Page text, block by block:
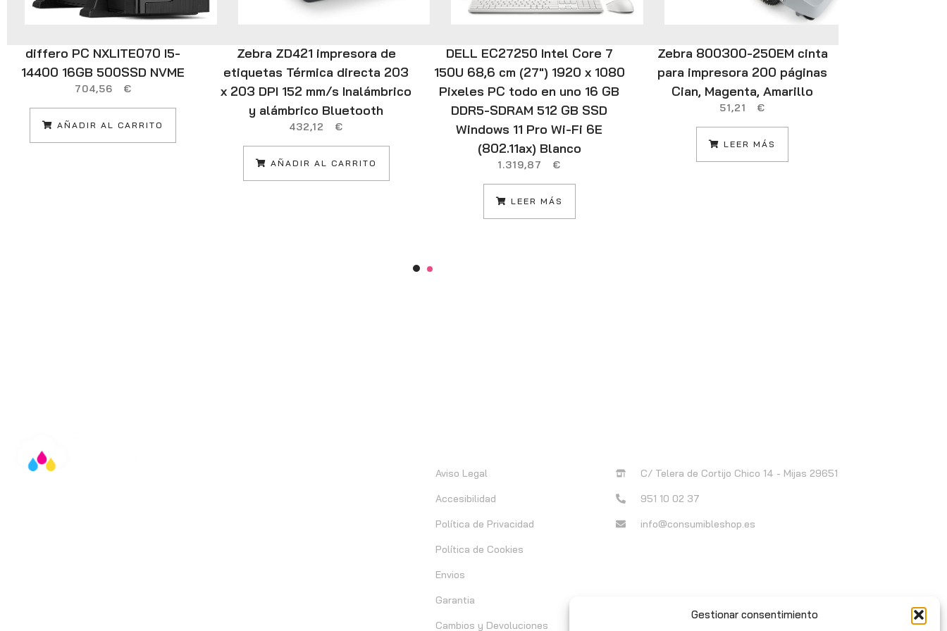
Gestionar consentimiento
differo PC NXLITE070 I5-
14400 16GB 500SSD NVME
704,56 €
AÑADIR AL CARRITO
Zebra ZD421 impresora de
etiquetas Térmica directa 203
x 203 DPI 152 mm/s Inalámbrico
y alámbrico Bluetooth
432,12 €
AÑADIR AL CARRITO
DELL EC27250 Intel Core 7
150U 68,6 cm (27″) 1920 x 1080
Pixeles PC todo en uno 16 GB
DDR5-SDRAM 512 GB SSD
Windows 11 Pro Wi-Fi 6E
(802.11ax) Blanco
1.319,87 €
LEER MÁS
Zebra 800300-250EM cinta
para impresora 200 páginas
Cian, Magenta, Amarillo
51,21 €
LEER MÁS
Aviso Legal
Accesibilidad
Política de Privacidad
Política de Cookies
Envios
Garantia
Cambios y Devoluciones
C/ Telera de Cortijo Chico 14 - Mijas 29651
951 10 02 37
info@consumibleshop.es